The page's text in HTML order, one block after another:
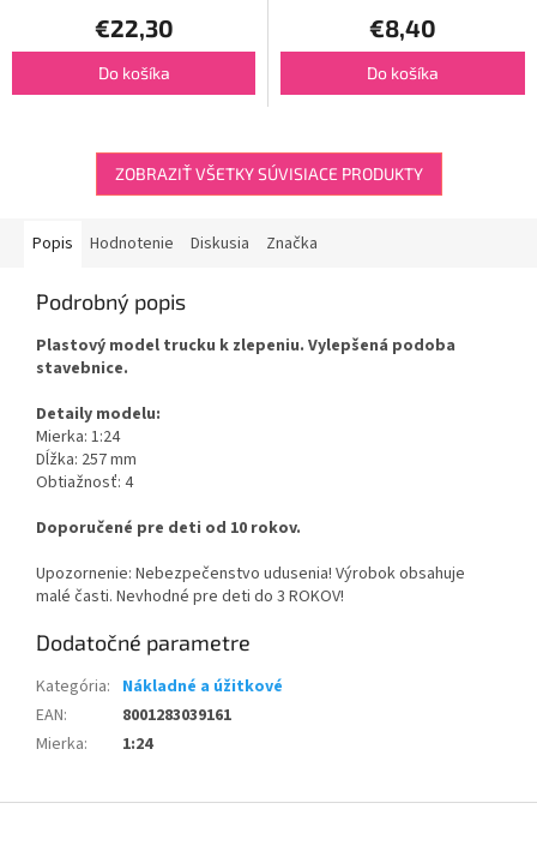
€22,30
Do košíka
€8,40
Do košíka
ZOBRAZIŤ VŠETKY SÚVISIACE PRODUKTY
Popis Hodnotenie Diskusia Značka
Podrobný popis
Plastový model trucku k zlepeniu. Vylepšená podoba
stavebnice.
Detaily modelu:
Mierka: 1:24
Dĺžka: 257 mm
Obtiažnosť: 4
Doporučené pre deti od 10 rokov.
Upozornenie: Nebezpečenstvo udusenia! Výrobok obsahuje
malé časti. Nevhodné pre deti do 3 ROKOV!
Dodatočné parametre
Kategória: Nákladné a úžitkové
EAN:
8001283039161
Mierka: 1:24